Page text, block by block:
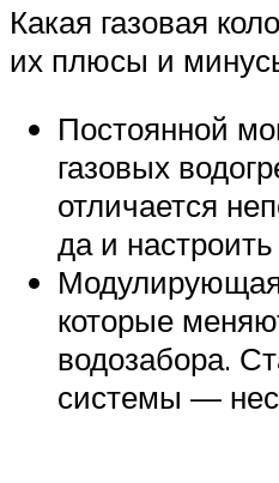
Какая газовая
их плюсы и
Постоянной
газовых
отличается
да и
которые
водозабора.
системы —